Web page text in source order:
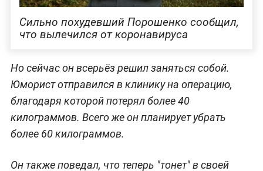
Сильно похудевший Порошенко сообщил,
что вылечился от коронавируса
Но сейчас он всерьёз решил заняться собой.
Юморист отправился в клинику на операцию,
благодаря которой потерял более 40
килограммов. Всего же он планирует убрать
более 60 килограммов.
Он также поведал, что теперь "тонет" в своей